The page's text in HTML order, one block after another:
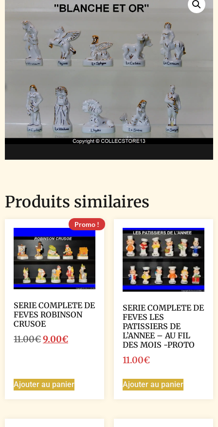
Produits similaires
Promo !
SERIE COMPLETE DE
FEVES ROBINSON
CRUSOE
11.00€9.00€
Ajouter au panier
SERIE COMPLETE DE
FEVES LES
PATISSIERS DE
L’ANNEE – AU FIL
DES MOIS -PROTO
11.00€
Ajouter au panier